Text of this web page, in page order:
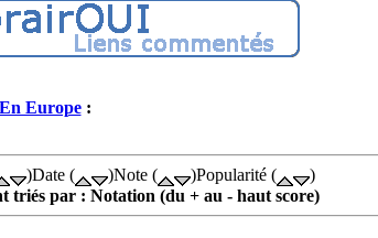
En Europe:
)Date ( )Note ( )Popularité (
)
triés par : Notation (du + au - haut score)